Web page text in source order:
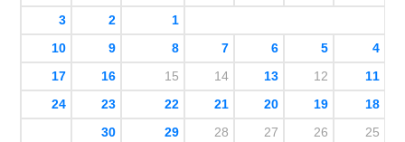
1
2
3
4
5
6
7
8
9
10
11
12
13
14
15
16
17
18
19
20
21
22
23
24
25
26
27
28
29
30